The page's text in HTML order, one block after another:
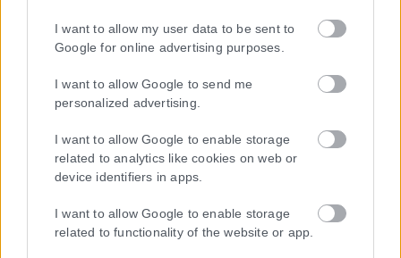
I want to allow my user data to be sent to
Google for online advertising purposes.
I want to allow Google to send me
personalized advertising.
I want to allow Google to enable storage
related to analytics like cookies on web or
device identifiers in apps.
I want to allow Google to enable storage
related to functionality of the website or app.